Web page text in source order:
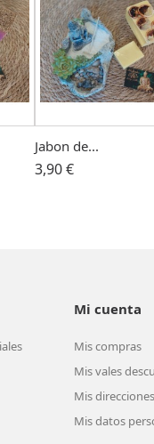
Jabon de...
3,90 €
Mi cuenta
Mis compras
Mis vales
Mis direcciones
Mis datos